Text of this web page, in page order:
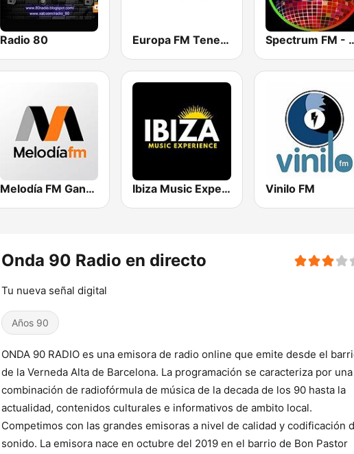
Radio 80 Europa FM Tenerife 103.3 Spectrum
Melodía FM Gandia Ibiza Music Experience Vinilo FM
Onda 90 Radio en directo
Tu nueva señal digital
Años 90
ONDA 90 RADIO es una emisora de radio online que emite desde el
de la Verneda Alta de Barcelona. La programación se caracteriza por una
combinación de radiofórmula de música de la decada de los 90 hasta la
actualidad, contenidos culturales e informativos de ambito local.
Competimos con las grandes emisoras a nivel de calidad y codificación
sonido. La emisora nace en octubre del 2019 en el barrio de Bon Pastor